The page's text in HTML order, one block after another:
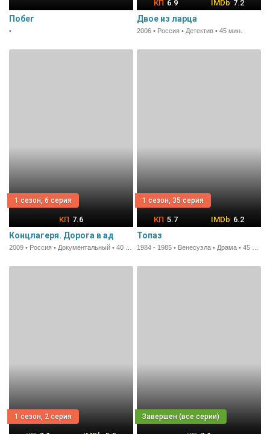
Побег
•
6.9 7.2
Двое из ларца
2006 • Россия • Детектив • 45 мин.
1 сезон, 6 серия
7.6
Концлагеря. Дорога в ад
1 сезон, 35 серия
5.7 6.2
Топаз
1 сезон, 2 серия